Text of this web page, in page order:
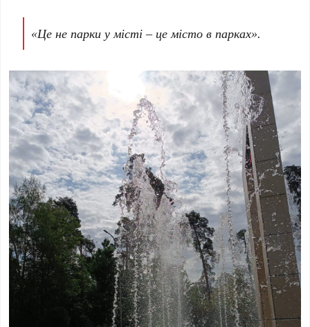
«Це не парки у місті – це місто в парках».